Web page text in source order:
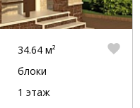
34.64 м²
блоки
1 этаж